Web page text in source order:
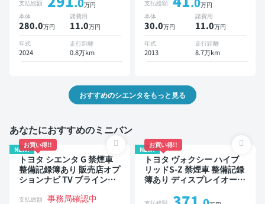
クルーズ 3列シート スマー
トキー ETC バックモニタ
ー 全方位カメラ ドライブ
レコーダー 衝突軽減 両側
電動スライドドア 7人乗り
支払総額
万円
本体
280.0万円
諸費用
11.0万円
年式
2024
走行距離
0.8万km
支払総額
万円
本体
30.0万円
諸費用
11.0万円
年式
2013
走行距離
8.7万km
おすすめのシエンタをもっと見る
あなたにおすすめのミニバン
NEW!
お買い得!!
トヨタ シエンタ G 禁煙車
整備記録簿あり 販売店オプ
ションナビ TV ブラインド
ト スマートキー バックモ
支払総額 事務局確認中
NEW!
お買い得!!
トヨタ ヴォクシー ハイブ
リッドS-Z 禁煙車 整備記録
簿あり ディスプレイオーデ
インドスポットモニター デ